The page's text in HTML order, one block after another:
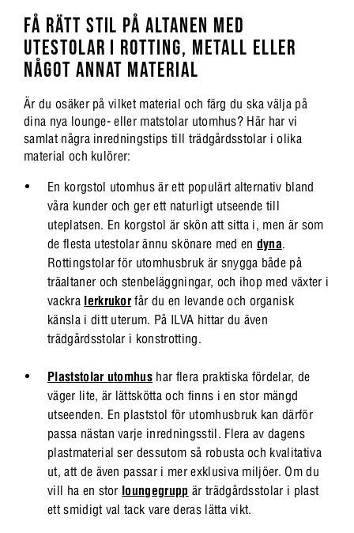
FÅ RÄTT STIL PÅ ALTANEN MED
UTESTOLAR I ROTTING, METALL ELLER
NÅGOT ANNAT MATERIAL
Är du osäker på vilket material och färg du ska välja på
dina nya lounge- eller matstolar utomhus? Här har vi
samlat några inredningstips till trädgårdsstolar i olika
material och kulörer:
En korgstol utomhus är ett populärt alternativ bland
våra kunder och ger ett naturligt utseende till
uteplatsen. En korgstol är skön att sitta i, men är som
de flesta utestolar ännu skönare med en dyna.
Rottingstolar för utomhusbruk är snygga både på
träaltaner och stenbeläggningar, och ihop med växter i
vackra lerkrukorfår du en levande och organisk
känsla i ditt uterum. På ILVA hittar du även
trädgårdsstolar i konstrotting.
Plaststolar utomhus har flera praktiska fördelar, de
väger lite, är lättskötta och finns i en stor mängd
utseenden. En plaststol för utomhusbruk kan därför
passa nästan varje inredningsstil. Flera av dagens
plastmaterial ser dessutom så robusta och kvalitativa
ut, att de även passar i mer exklusiva miljöer. Om du
vill ha en stor loungegrupp är trädgårdsstolar i plast
ett smidigt val tack vare deras lätta vikt.